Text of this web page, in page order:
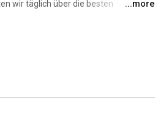
wir täglich über die besten
Community gewachsen,
im Internet unter die Arme greift. Und
...more